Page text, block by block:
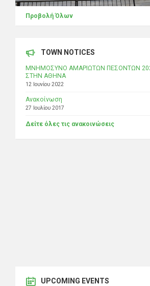
Προβολή Όλων
TOWN NOTICES
ΜΝΗΜΟΣΥΝΟ ΑΜΑΡΙΩΤΩΝ ΠΕΣΟΝΤΩΝ
ΣΤΗΝ ΑΘΗΝΑ
12 Ιουνίου 2022
Ανακοίνωση
27 Ιουλίου 2017
Δείτε όλες τις ανακοινώσεις
UPCOMING EVENTS